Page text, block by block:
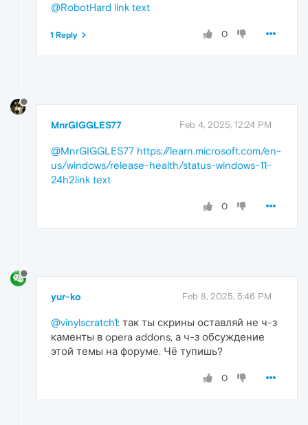
@RobotHard link text
0
1 Reply
MnrGIGGLES77 Feb 4, 2025, 12:24 PM
@MnrGIGGLES77 https://learn.microsoft.com/en-
us/windows/release-health/status-windows-11-
24h2link text
0
yur-ko Feb 8, 2025, 5:46 PM
@vinylscratch1: так ты скрины оставляй не ч-з
каменты в opera addons, а ч-з обсуждение
этой темы на форуме. Чё тупишь?
0